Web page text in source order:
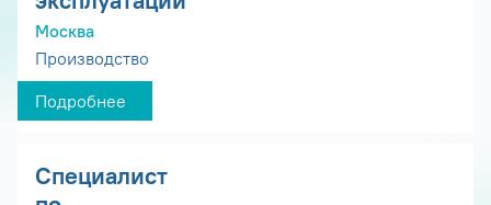
Москва
Производство
Подробнее
Специалист